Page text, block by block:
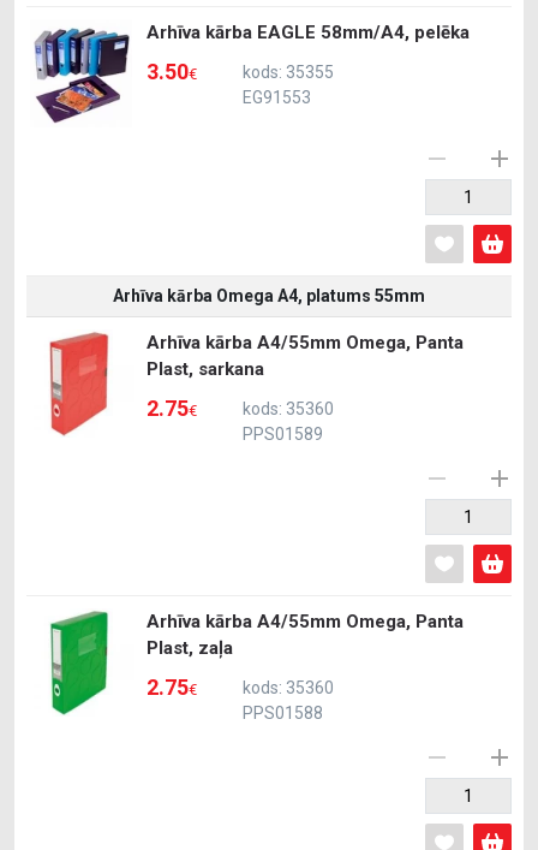
Arhīva kārba EAGLE 58mm/A4, pelēka
3.50€
kods: 35355
EG91553
Arhīva kārba Omega A4, platums 55mm
Arhīva kārba A4/55mm Omega, Panta
Plast, sarkana
2.75€
kods: 35360
PPS01589
Arhīva kārba A4/55mm Omega, Panta
Plast, zaļa
2.75€
kods: 35360
PPS01588